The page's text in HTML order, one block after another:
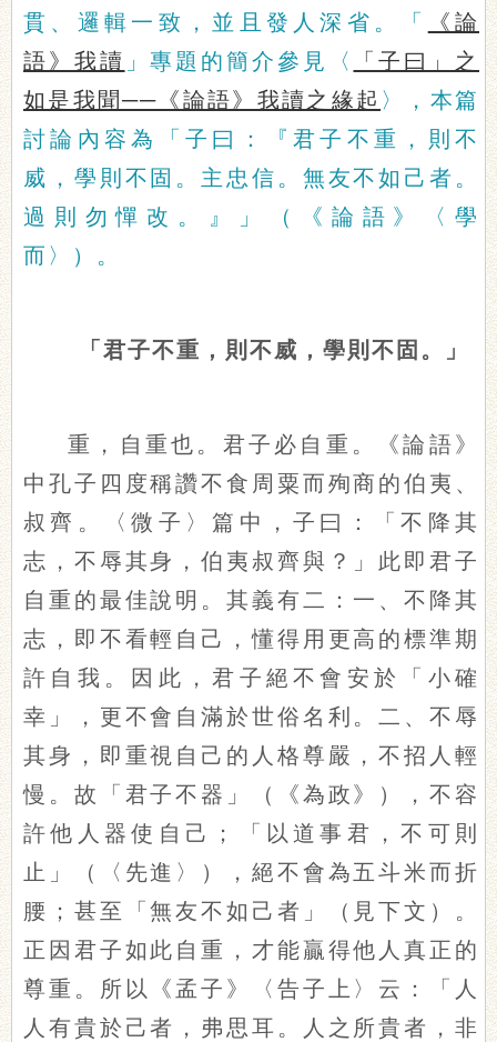
貫、邏輯一致，並且發人深省。「
《論
語》我讀 」專題的簡介參見〈
「子曰」之
如是我聞──《論語》我讀之緣起 〉，本篇
討論內容為「子曰：『君子不重，則不
威，學則不固。主忠信。無友不如己者。
過則勿憚改。』」（《論語》〈學
而〉）。
「君子不重，則不威，學則不固。」
重，自重也。君子必自重。《論語》
中孔子四度稱讚不食周粟而殉商的伯夷、
叔齊。〈微子〉篇中，子曰：「不降其
志，不辱其身，伯夷叔齊與？」此即君子
自重的最佳說明。其義有二：一、不降其
志，即不看輕自己，懂得用更高的標準期
許自我。因此，君子絕不會安於「小確
幸」，更不會自滿於世俗名利。二、不辱
其身，即重視自己的人格尊嚴，不招人輕
慢。故「君子不器」（《為政》），不容
許他人器使自己；「以道事君，不可則
止」（〈先進〉），絕不會為五斗米而折
腰；甚至「無友不如己者」（見下文）。
正因君子如此自重，才能贏得他人真正的
尊重。所以《孟子》〈告子上〉云：「人
人有貴於己者，弗思耳。人之所貴者，非